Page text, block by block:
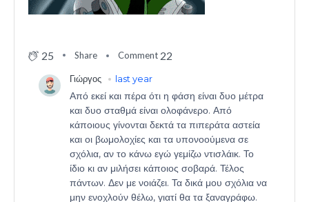
25 Share Comment 22